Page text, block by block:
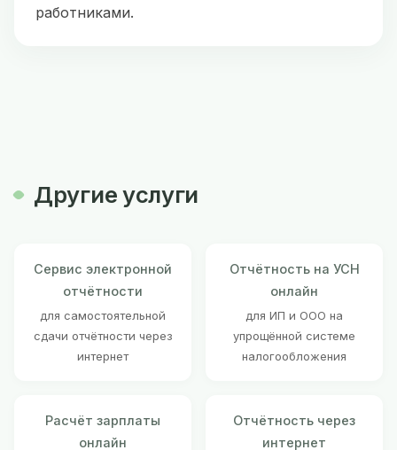
работниками.
Другие услуги
Сервис электронной
отчётности
для самостоятельной
сдачи отчётности через
интернет
Отчётность на УСН
онлайн
для ИП и ООО на
упрощённой системе
налогообложения
Расчёт зарплаты
онлайн
Отчётность через
интернет